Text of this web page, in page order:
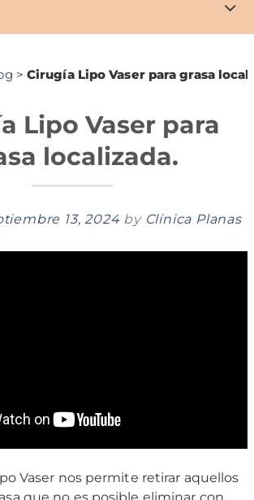
> Cirugía Lipo Vaser para grasa
Lipo Vaser para
localizada.
13, 2024 by Clínica Planas
Vaser nos permite retirar aquellos
que no es posible eliminar con